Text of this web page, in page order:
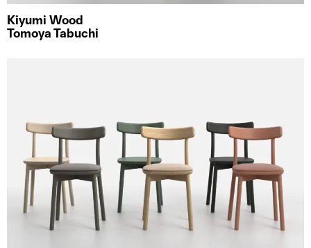
Kiyumi Wood
Tomoya Tabuchi